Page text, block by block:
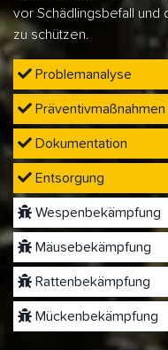
vor Schädlingsbefall und
zu schützen.
Problemanalyse
Präventivmaßnahmen
Dokumentation
Entsorgung
Wespenbekämpfung
Mäusebekämpfung
Rattenbekämpfung
Mückenbekämpfung